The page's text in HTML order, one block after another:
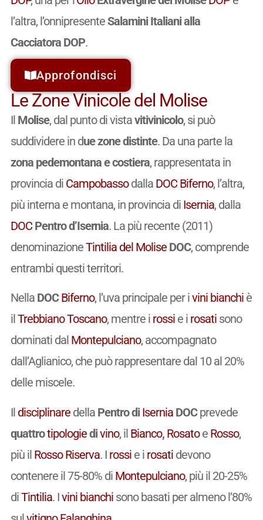
l’altra, l’onnipresenteSalamini Italiani alla
Cacciatora DOP.
Approfondisci
Le Zone Vinicole del Molise
Il Molise, dal punto di vistavitivinicolo, si può
suddividere in due zone distinte. Da una parte la
zona pedemontana e costiera, rappresentata in
provincia di Campobassodalla DOC Biferno, l’altra,
più interna e montana, in provincia di Isernia, dalla
DOCPentro d’Isernia. La più recente (2011)
denominazioneTintilia del MoliseDOC, comprende
entrambi questi territori.
Nella DOCBiferno, l’uva principale per ivini bianchiè
ilTrebbiano Toscano, mentre i rossie i rosatisono
dominati dal Montepulciano, accompagnato
dall’Aglianico, che può rappresentare dal 10 al 20%
delle miscele.
Il disciplinaredella Pentro diIserniaDOCprevede
quattrotipologiedivino, il Bianco, Rosato e Rosso,
più il Rosso Riserva. I rossie i rosatidevono
contenere il 75-80% di Montepulciano, più il 20-25%
diTintilia. Ivini bianchisono basati per almeno l’80%